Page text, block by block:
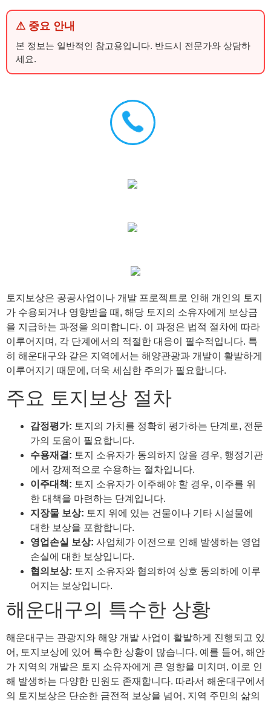
⚠ 중요 안내
본 정보는 일반적인 참고용입니다. 반드시 전문가와 상담하
세요.
토지보상은 공공사업이나 개발 프로젝트로 인해 개인의 토지
가 수용되거나 영향받을 때, 해당 토지의 소유자에게 보상금
을 지급하는 과정을 의미합니다. 이 과정은 법적 절차에 따라
이루어지며, 각 단계에서의 적절한 대응이 필수적입니다. 특
히 해운대구와 같은 지역에서는 해양관광과 개발이 활발하게
이루어지기 때문에, 더욱 세심한 주의가 필요합니다.
주요 토지보상 절차
감정평가: 토지의 가치를 정확히 평가하는 단계로, 전문
가의 도움이 필요합니다.
수용재결: 토지 소유자가 동의하지 않을 경우, 행정기관
에서 강제적으로 수용하는 절차입니다.
이주대책: 토지 소유자가 이주해야 할 경우, 이주를 위
한 대책을 마련하는 단계입니다.
지장물 보상: 토지 위에 있는 건물이나 기타 시설물에
대한 보상을 포함합니다.
영업손실 보상: 사업체가 이전으로 인해 발생하는 영업
손실에 대한 보상입니다.
협의보상: 토지 소유자와 협의하여 상호 동의하에 이루
어지는 보상입니다.
해운대구의 특수한 상황
해운대구는 관광지와 해양 개발 사업이 활발하게 진행되고 있
어, 토지보상에 있어 특수한 상황이 많습니다. 예를 들어, 해안
가 지역의 개발은 토지 소유자에게 큰 영향을 미치며, 이로 인
해 발생하는 다양한 민원도 존재합니다. 따라서 해운대구에서
의 토지보상은 단순한 금전적 보상을 넘어, 지역 주민의 삶의